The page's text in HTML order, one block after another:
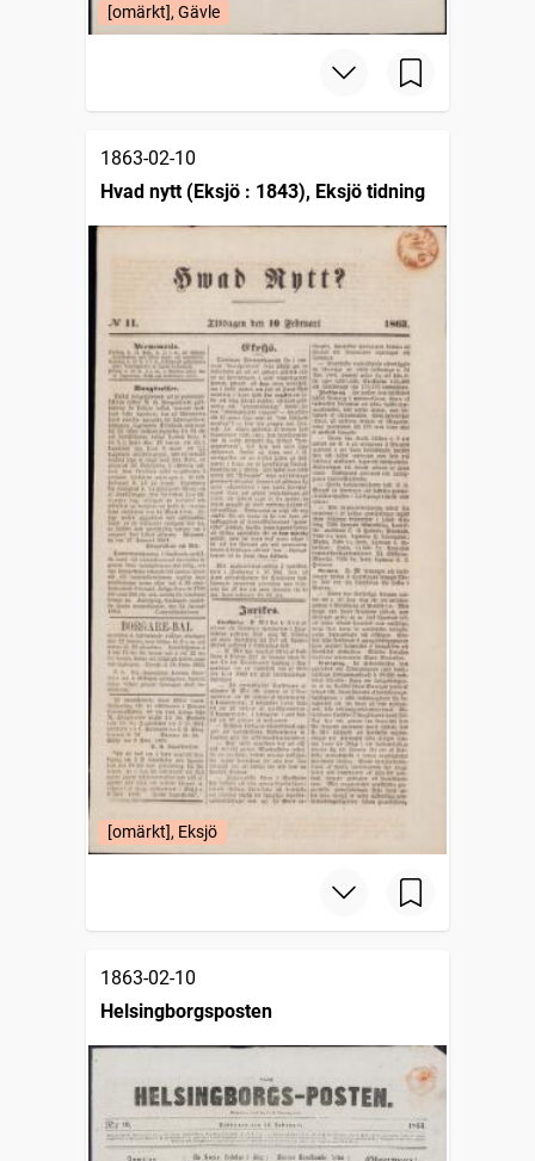
[omärkt], Gävle
1863-02-10
Hvad nytt (Eksjö : 1843), Eksjö tidning
[omärkt], Eksjö
1863-02-10
Helsingborgsposten